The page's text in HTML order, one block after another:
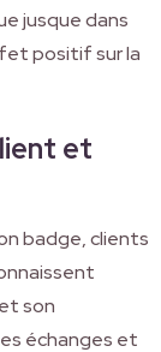
jusque dans
positif sur la
et
badge, clients
son
échanges et